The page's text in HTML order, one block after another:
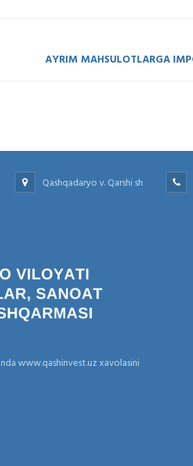
Qashqadaryo v. Qarshi sh
www.qashinvest.uz xavolasini